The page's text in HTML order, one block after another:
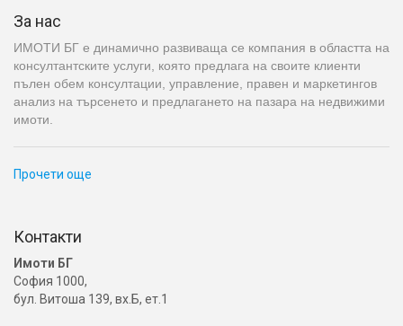
За нас
ИМОТИ БГ е динамично развиваща се компания в областта на
консултантските услуги, която предлага на своите клиенти
пълен обем консултации, управление, правен и маркетингов
анализ на търсенето и предлагането на пазара на недвижими
имоти.
Прочети още
Контакти
Имоти БГ
София 1000,
бул. Витоша 139, вх.Б, ет.1